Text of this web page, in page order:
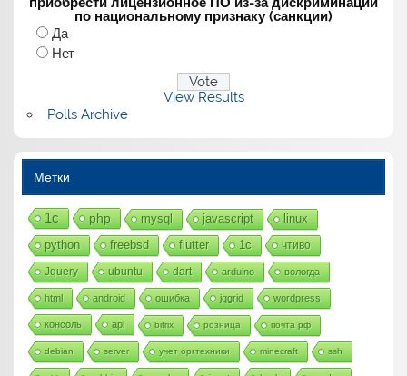
по национальному признаку (санкции)
Да
Нет
View Results
Polls Archive
Метки
1с php mysql javascript linux
python freebsd flutter 1c чтиво
Jquery ubuntu dart arduino вологда
html android ошибка jqgrid wordpress
консоль api bitrix розница почта рф
debian server учет оргтехники minecraft ssh